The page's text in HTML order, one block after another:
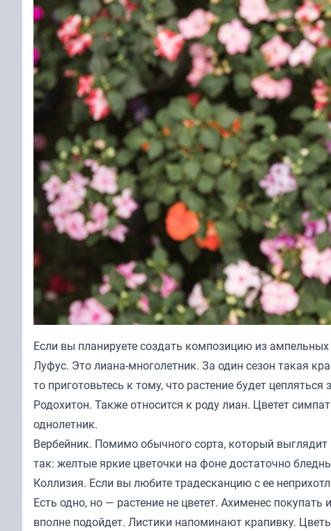
Если вы планируете создать композицию из
Луфус. Это лиана-многолетник. За один сезон такая
то приготовьтесь к тому, что растение будет
Родохитон. Также относится к роду лиан. Цветет
однолетник.
Вербейник. Помимо обычного сорта, который
так: желтые яркие цветочки на фоне достаточно
Коллизия. Если вы любите традесканцию с ее
Есть одно, но — растение не цветет. Ахименес
вполне подойдет. Листики напоминают крапивку.